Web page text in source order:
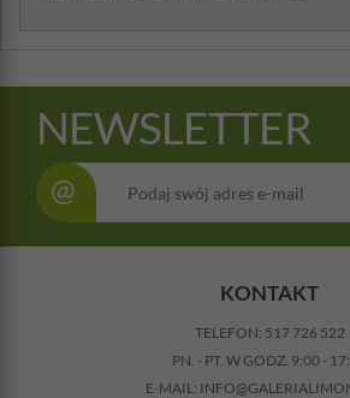
NEWSLETTER
@
KONTAKT
TELEFON: 517 726 522
PN. - PT. W GODZ. 9:00 -
E-MAIL: